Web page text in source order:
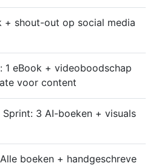
+ shout-out op social media
1 eBook + videoboodschap
voor content
3 AI-boeken + visuals
boeken + handgeschreve